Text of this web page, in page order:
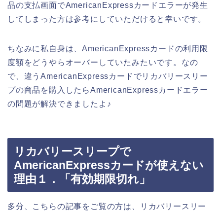
品の支払画面でAmericanExpressカードエラーが発生
してしまった方は参考にしていただけると幸いです。
ちなみに私自身は、AmericanExpressカードの利用限
度額をどうやらオーバーしていたみたいです。なの
で、違うAmericanExpressカードでリカバリースリー
プの商品を購入したらAmericanExpressカードエラー
の問題が解決できましたよ♪
リカバリースリープで
AmericanExpressカードが使えない
理由１．「有効期限切れ」
多分、こちらの記事をご覧の方は、リカバリースリー